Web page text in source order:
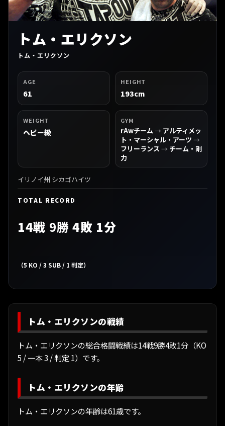
トム・エリクソン
トム・エリクソン
AGE
61
HEIGHT
193cm
WEIGHT
ヘビー級
GYM
rAwチーム → アルティメッ
ト・マーシャル・アーツ →
フリーランス → チーム・剛
力
イリノイ州 シカゴハイツ
TOTAL RECORD
14戦 9勝 4敗 1分
（5 KO / 3 SUB / 1 判定）
トム・エリクソンの戦績
トム・エリクソンの総合格闘戦績は14戦9勝4敗1分（KO
5 / 一本 3 / 判定 1）です。
トム・エリクソンの年齢
トム・エリクソンの年齢は61歳です。